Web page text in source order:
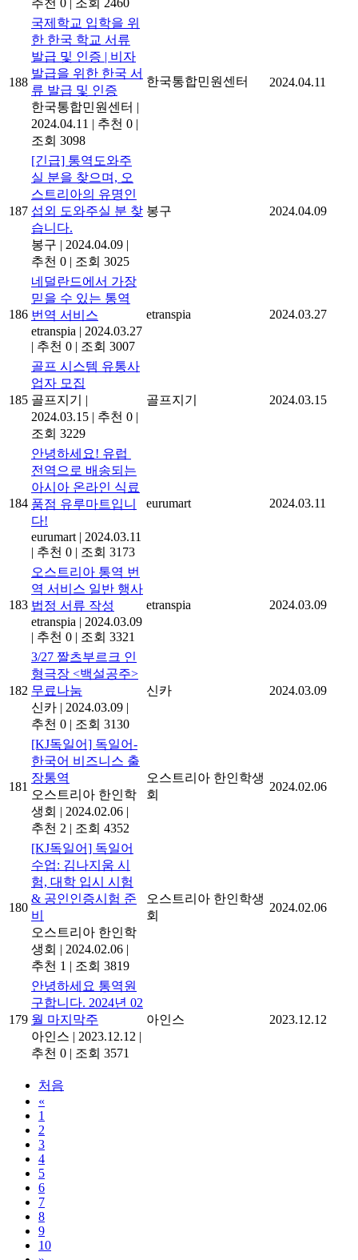
추천 0 | 조회 2460
188
국제학교 입학을 위
한 한국 학교 서류
발급 및 인증 | 비자
발급을 위한 한국 서
류 발급 및 인증
한국통합민원센터 |
2024.04.11 | 추천 0 |
조회 3098
한국통합민원센터 2024.04.11
187
[긴급] 통역도와주
실 분을 찾으며, 오
스트리아의 유명인
섭외 도와주실 분 찾
습니다.
봉구 | 2024.04.09 |
추천 0 | 조회 3025
봉구 2024.04.09
186
네덜란드에서 가장
믿을 수 있는 통역
번역 서비스
etranspia | 2024.03.27
| 추천 0 | 조회 3007
etranspia 2024.03.27
185
골프 시스템 유통사
업자 모집
골프지기
|
2024.03.15 | 추천 0 |
조회 3229
골프지기 2024.03.15
184
안녕하세요! 유럽 ​​
전역으로 배송되는
아시아 온라인 식료
품점 유루마트입니
다!
eurumart | 2024.03.11
| 추천 0 | 조회 3173
eurumart 2024.03.11
183
오스트리아 통역 번
역 서비스 일반 행사
법정 서류 작성
etranspia | 2024.03.09
| 추천 0 | 조회 3321
etranspia 2024.03.09
182
3/27 짤츠부르크 인
형극장 <백설공주>
무료나눔
신카 | 2024.03.09 |
추천 0 | 조회 3130
신카 2024.03.09
181
[KJ독일어] 독일어-
한국어 비즈니스 출
장통역
오스트리아 한인학
생회 | 2024.02.06 |
추천 2 | 조회 4352
오스트리아 한인학생
회
2024.02.06
180
[KJ독일어] 독일어
수업: 김나지움 시
험, 대학 입시 시험
& 공인인증시험 준
비
오스트리아 한인학
생회 | 2024.02.06 |
추천 1 | 조회 3819
오스트리아 한인학생
회
2024.02.06
179
안녕하세요 통역원
구합니다. 2024년 02
월 마지막주
아인스 | 2023.12.12 |
추천 0 | 조회 3571
아인스 2023.12.12
처음
«
1
2
3
4
5
6
7
8
9
10